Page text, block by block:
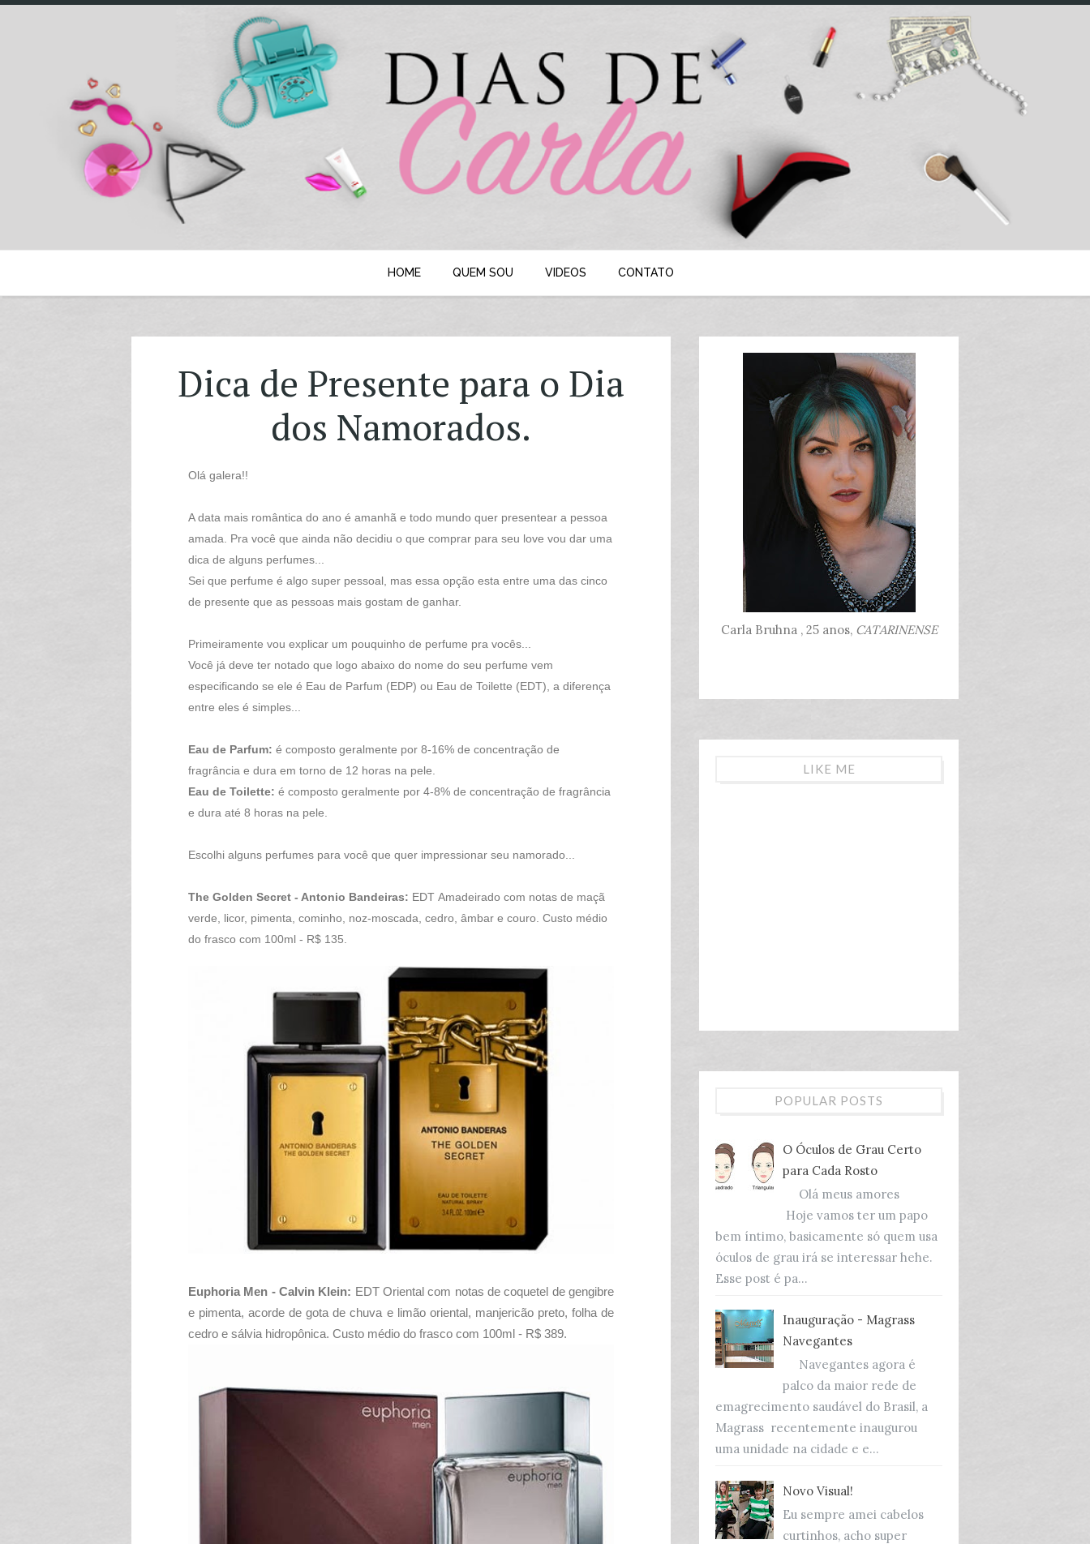
HOME QUEM SOU VIDEOS CONTATO
Dica de Presente para o Dia
dos Namorados.
Olá galera!!
A data mais romântica do ano é amanhã e todo mundo quer presentear a pessoa
amada. Pra você que ainda não decidiu o que comprar para seu love vou dar uma
dica de alguns perfumes...
Sei que perfume é algo super pessoal, mas essa opção esta entre uma das cinco
de presente que as pessoas mais gostam de ganhar.
Primeiramente vou explicar um pouquinho de perfume pra vocês...
Você já deve ter notado que logo abaixo do nome do seu perfume vem
especificando se ele é Eau de Parfum (EDP) ou Eau de Toilette (EDT), a diferença
entre eles é simples...
Eau de Parfum: é composto geralmente por 8-16% de concentração de
fragrância e dura em torno de 12 horas na pele.
Eau de Toilette: é composto geralmente por 4-8% de concentração de fragrância
e dura até 8 horas na pele.
Escolhi alguns perfumes para você que quer impressionar seu namorado...
The Golden Secret - Antonio Bandeiras: EDT Amadeirado com notas de maçã
verde, licor, pimenta, cominho, noz-moscada, cedro, âmbar e couro. Custo médio
do frasco com 100ml - R$ 135.
Euphoria Men - Calvin Klein: EDT Oriental com notas decoquetel de gengibre
e pimenta, acorde de gota de chuva e limão oriental, manjericão preto, folha de
cedro e sálvia hidropônica. Custo médio do frasco com 100ml - R$ 389.
Carla Bruhna , 25 anos,CATARINENSE
LIKE ME
POPULAR POSTS
O Óculos de Grau Certo
para Cada Rosto
Olá meus amores
Hoje vamos ter um papo
bem íntimo, basicamente só quem usa
óculos de grau irá se interessar hehe.
Esse post é pa...
Inauguração - Magrass
Navegantes
Navegantes agora é
palco da maior rede de
emagrecimento saudável do Brasil, a
Magrass recentemente inaugurou
uma unidade na cidade e e...
Novo Visual!
Eu sempre amei cabelos
curtinhos, acho super